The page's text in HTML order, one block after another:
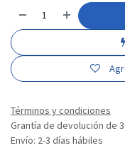
Términos y condiciones
Grantía de devolución de
Envío: 2-3 días hábiles